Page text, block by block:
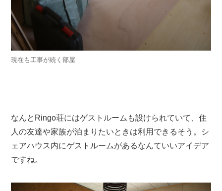
現在も工事が続く部屋
なんとRingo荘にはゲストルームも設けられていて、住
人の友達や家族が泊まりたいときは利用できるそう。シ
ェアハウス内にゲストルームがあるなんていいアイデア
ですね。